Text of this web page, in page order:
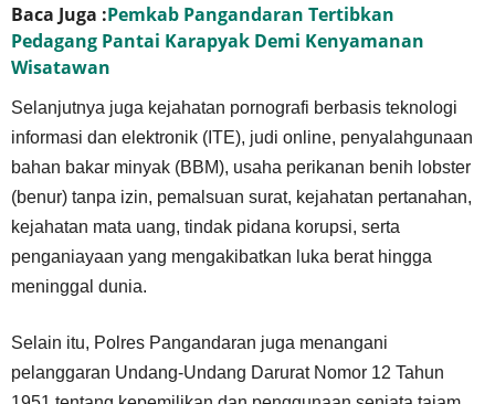
Baca Juga :Pemkab Pangandaran Tertibkan
Pedagang Pantai Karapyak Demi Kenyamanan
Wisatawan
Selanjutnya juga kejahatan pornografi berbasis teknologi
informasi dan elektronik (ITE), judi online, penyalahgunaan
bahan bakar minyak (BBM), usaha perikanan benih lobster
(benur) tanpa izin, pemalsuan surat, kejahatan pertanahan,
kejahatan mata uang, tindak pidana korupsi, serta
penganiayaan yang mengakibatkan luka berat hingga
meninggal dunia.
Selain itu, Polres Pangandaran juga menangani
pelanggaran Undang-Undang Darurat Nomor 12 Tahun